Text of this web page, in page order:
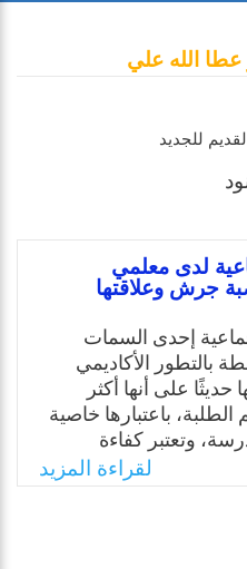
الله علي
للجديد
لدى معلمي
جرش وعلاقتها
إحدى السمات
بالتطور الأكاديمي
على أنها أكثر
الطلبة، باعتبارها خاصية
وتعتبر كفاءة
نتاج التفاعل بين
إرتباطها بشكل قوي
لقراءة المزيد